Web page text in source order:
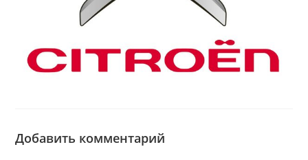
Добавить комментарий